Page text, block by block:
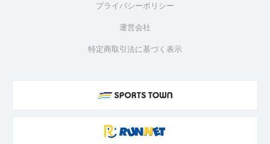
プライバシーポリシー
運営会社
特定商取引法に基づく表示